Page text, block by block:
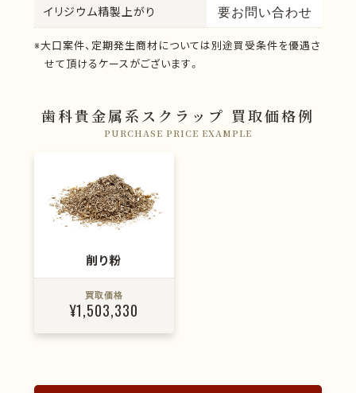
イリジウム精製上がり 要お問い合わせ
※大口案件、定期発生商材については別途買受条件を優遇さ
せて頂けるケースがございます。
歯科貴金属系スクラップ 買取価格例
PURCHASE PRICE EXAMPLE
削り粉
買取価格
¥1,503,330